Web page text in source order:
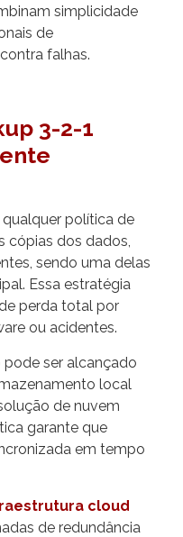
simplicidade
de
falhas.
3-2-1
política de
cópias dos dados,
sendo uma delas
Essa estratégia
perda total por
ou acidentes.
ser alcançado
local
de nuvem
garante que
em tempo
cloud
de redundância